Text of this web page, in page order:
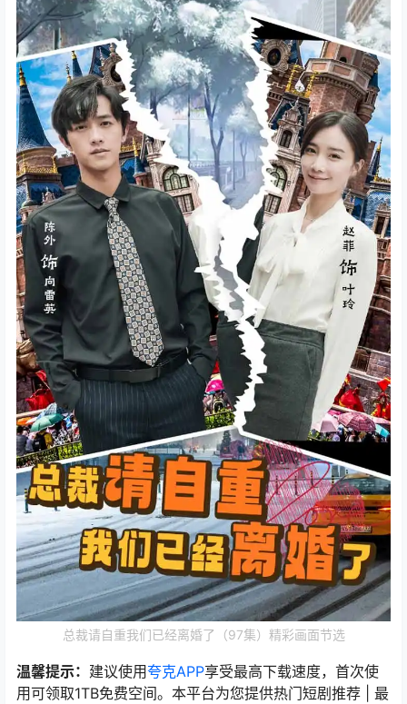
总裁请自重我们已经离婚了（97集）精彩画面节选
温馨提示： 建议使用夸克APP享受最高下载速度，首次使
用可领取1TB免费空间。本平台为您提供热门短剧推荐 | 最